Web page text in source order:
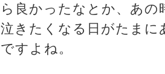
ら良かったなとか、あ
泣きたくなる日がたまに
ですよね。